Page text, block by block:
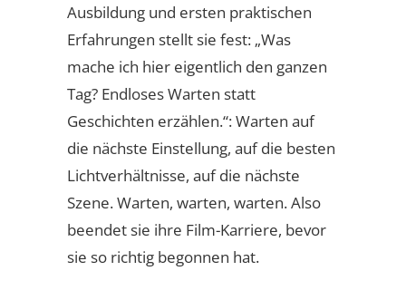
Ausbildung und ersten praktischen
Erfahrungen stellt sie fest: „Was
mache ich hier eigentlich den ganzen
Tag? Endloses Warten statt
Geschichten erzählen.“: Warten auf
die nächste Einstellung, auf die besten
Lichtverhältnisse, auf die nächste
Szene. Warten, warten, warten. Also
beendet sie ihre Film-Karriere, bevor
sie so richtig begonnen hat.